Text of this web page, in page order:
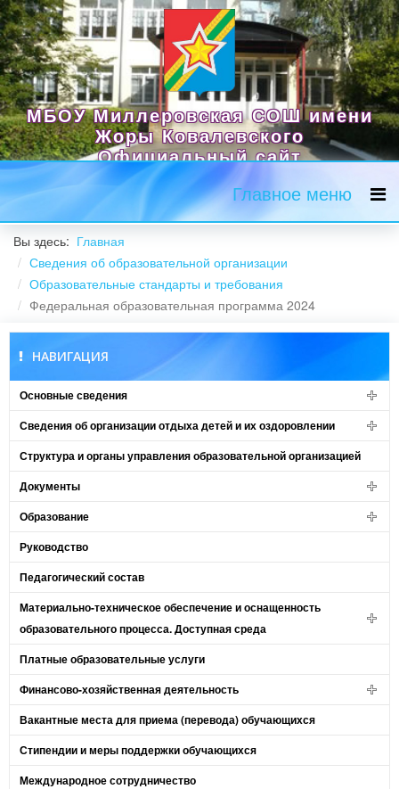
МБОУ Миллеровская СОШ имени
Жоры Ковалевского
Официальный сайт
Главное меню
Вы здесь: Главная
Сведения об образовательной организации
Образовательные стандарты и требования
Федеральная образовательная программа 2024
НАВИГАЦИЯ
Основные сведения
Сведения об организации отдыха детей и их оздоровлении
Структура и органы управления образовательной организацией
Документы
Образование
Руководство
Педагогический состав
Материально-техническое обеспечение и оснащенность
образовательного процесса. Доступная среда
Платные образовательные услуги
Финансово-хозяйственная деятельность
Вакантные места для приема (перевода) обучающихся
Стипендии и меры поддержки обучающихся
Международное сотрудничество